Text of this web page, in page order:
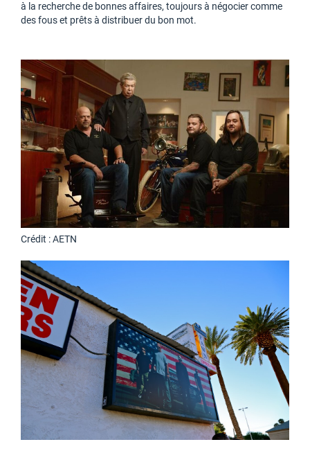
à la recherche de bonnes affaires, toujours à négocier comme
des fous et prêts à distribuer du bon mot.
Crédit : AETN